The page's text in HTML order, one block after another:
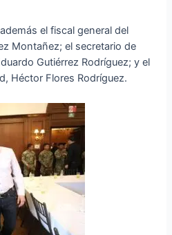
el fiscal general del
Montañez; el secretario de
Gutiérrez Rodríguez; y el
Héctor Flores Rodríguez.